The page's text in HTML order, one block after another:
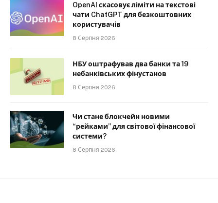
OpenAI скасовує ліміти на текстові
чати ChatGPT для безкоштовних
користувачів
8 Серпня 2026
НБУ оштрафував два банки та 19
небанківських фінустанов
8 Серпня 2026
Чи стане блокчейн новими
“рейками” для світової фінансової
системи?
8 Серпня 2026